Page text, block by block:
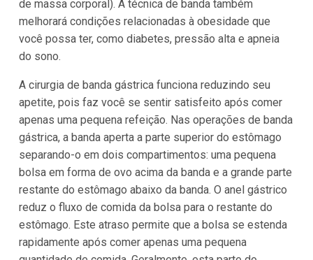
de massa corporal). A técnica de banda também
melhorará condições relacionadas à obesidade que
você possa ter, como diabetes, pressão alta e apneia
do sono.
A cirurgia de banda gástrica funciona reduzindo seu
apetite, pois faz você se sentir satisfeito após comer
apenas uma pequena refeição. Nas operações de banda
gástrica, a banda aperta a parte superior do estômago
separando-o em dois compartimentos: uma pequena
bolsa em forma de ovo acima da banda e a grande parte
restante do estômago abaixo da banda. O anel gástrico
reduz o fluxo de comida da bolsa para o restante do
estômago. Este atraso permite que a bolsa se estenda
rapidamente após comer apenas uma pequena